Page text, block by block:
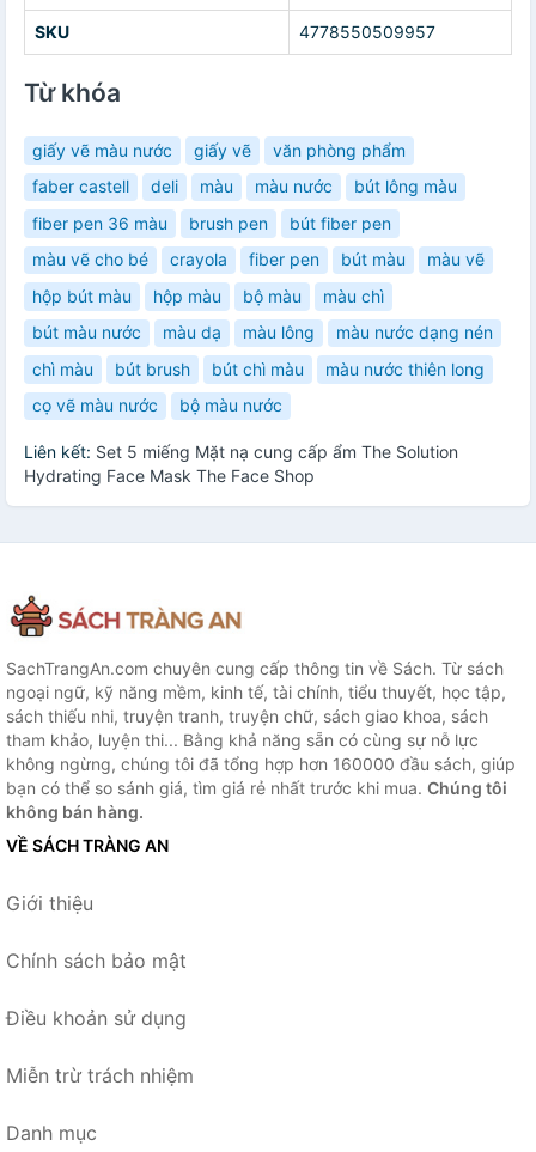
SKU 4778550509957
Từ khóa
giấy vẽ màu nước giấy vẽ
văn phòng phẩm
faber castell
deli màu màu nước
bút lông màu
fiber pen 36 màu
brush pen
bút fiber pen
màu vẽ cho bé
crayola fiber pen bút màu
màu vẽ
hộp bút màu
hộp màu bộ màu
màu chì
bút màu nước
màu dạ màu lông
màu nước dạng nén
chì màu
bút brush bút chì màu
màu nước thiên long
cọ vẽ màu nước
bộ màu nước
Liên kết: Set 5 miếng Mặt nạ cung cấp ẩm The Solution
Hydrating Face Mask The Face Shop
SachTrangAn.com chuyên cung cấp thông tin về Sách. Từ sách
ngoại ngữ, kỹ năng mềm, kinh tế, tài chính, tiểu thuyết, học tập,
sách thiếu nhi, truyện tranh, truyện chữ, sách giao khoa, sách
tham khảo, luyện thi... Bằng khả năng sẵn có cùng sự nỗ lực
không ngừng, chúng tôi đã tổng hợp hơn 160000 đầu sách, giúp
bạn có thể so sánh giá, tìm giá rẻ nhất trước khi mua. Chúng tôi
không bán hàng.
VỀ SÁCH TRÀNG AN
Giới thiệu
Chính sách bảo mật
Điều khoản sử dụng
Miễn trừ trách nhiệm
Danh mục